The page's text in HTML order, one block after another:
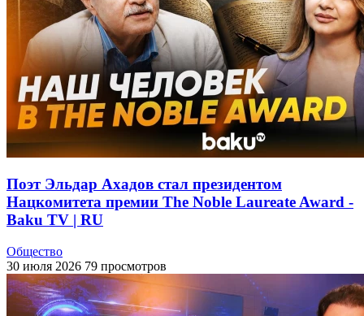
Поэт Эльдар Ахадов стал президентом
Нацкомитета премии The Noble Laureate Award -
Baku TV | RU
Общество
30 июля 2026 79 просмотров